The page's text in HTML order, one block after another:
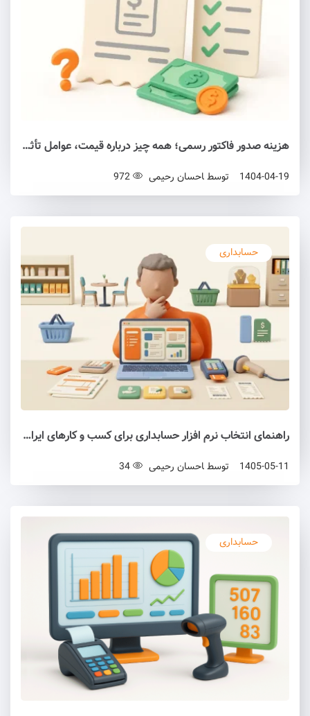
هزینه صدور فاکتور رسمی؛ همه چیز درباره قیمت، عوامل تأثیرگذار و نکات قانونی
1404-04-19 توسط احسان رحیمی
حسابداری
راهنمای انتخاب نرم افزار حسابداری برای کسب و کارهای ایرانی (۱۴۰۵)
1405-05-11 توسط احسان رحیمی
حسابداری